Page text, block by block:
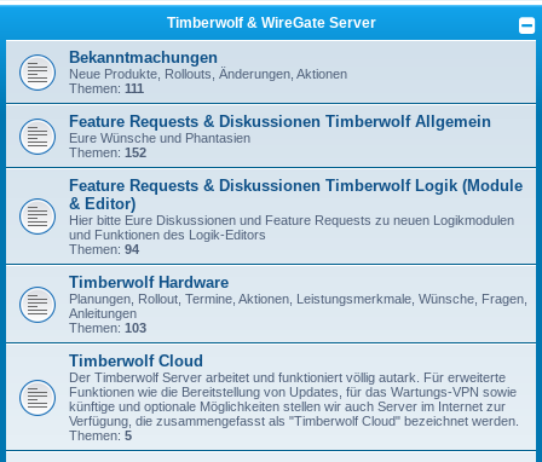
Timberwolf & WireGate Server
Bekanntmachungen
Neue Produkte, Rollouts, Änderungen, Aktionen
Themen: 111
Feature Requests & Diskussionen Timberwolf Allgemein
Eure Wünsche und Phantasien
Themen: 152
Feature Requests & Diskussionen Timberwolf Logik (Module
& Editor)
Hier bitte Eure Diskussionen und Feature Requests zu neuen Logikmodulen
und Funktionen des Logik-Editors
Themen: 94
Timberwolf Hardware
Planungen, Rollout, Termine, Aktionen, Leistungsmerkmale, Wünsche, Fragen,
Anleitungen
Themen: 103
Timberwolf Cloud
Der Timberwolf Server arbeitet und funktioniert völlig autark. Für erweiterte
Funktionen wie die Bereitstellung von Updates, für das Wartungs-VPN sowie
künftige und optionale Möglichkeiten stellen wir auch Server im Internet zur
Verfügung, die zusammengefasst als "Timberwolf Cloud" bezeichnet werden.
Themen: 5